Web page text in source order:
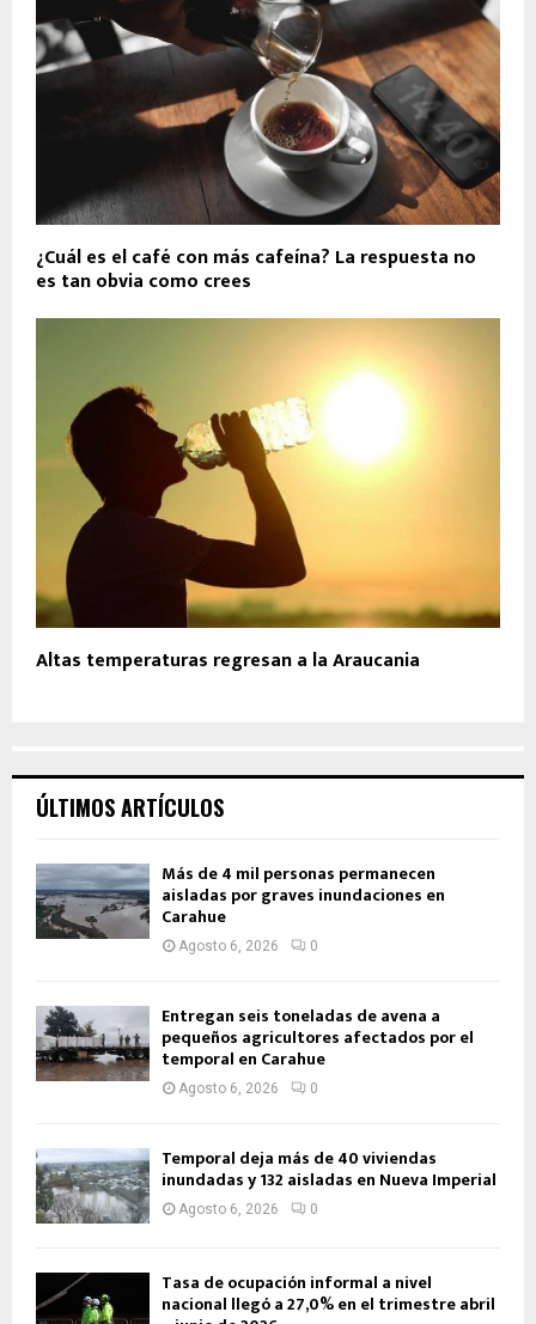
¿Cuál es el café con más cafeína? La respuesta no
es tan obvia como crees
Altas temperaturas regresan a la Araucania
ÚLTIMOS ARTÍCULOS
Más de 4 mil personas permanecen
aisladas por graves inundaciones en
Carahue
Agosto 6, 2026 0
Entregan seis toneladas de avena a
pequeños agricultores afectados por el
temporal en Carahue
Agosto 6, 2026 0
Temporal deja más de 40 viviendas
inundadas y 132 aisladas en Nueva Imperial
Agosto 6, 2026 0
Tasa de ocupación informal a nivel
nacional llegó a 27,0% en el trimestre abril